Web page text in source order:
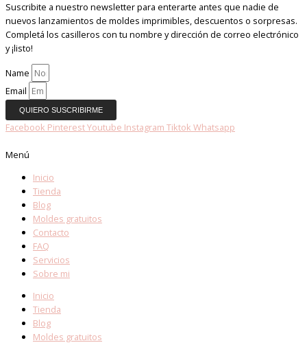
Suscribite a nuestro newsletter para enterarte antes que nadie de
nuevos lanzamientos de moldes imprimibles, descuentos o sorpresas.
Completá los casilleros con tu nombre y dirección de correo electrónico
y ¡listo!
Name
Email
QUIERO SUSCRIBIRME
Facebook PinterestYoutube Instagram Tiktok Whatsapp
Menú
Inicio
Tienda
Blog
Moldes gratuitos
Contacto
FAQ
Servicios
Sobre mi
Inicio
Tienda
Blog
Moldes gratuitos